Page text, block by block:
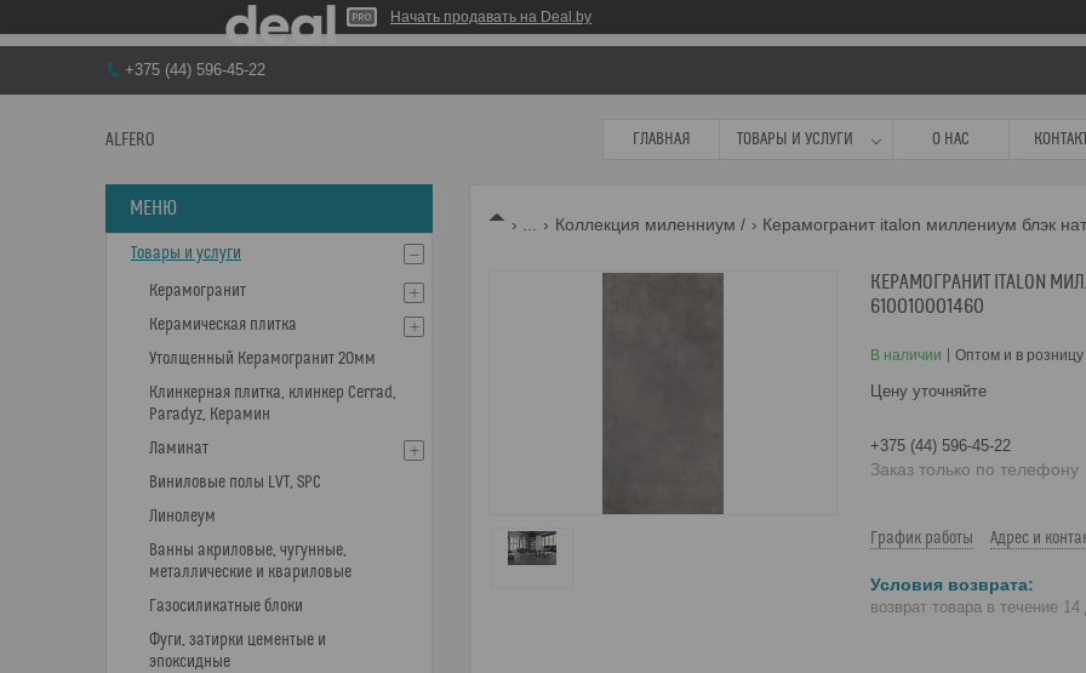
Начать продавать на Deal.by
+375 (44) 596-45-22
ALFERO ГЛАВНАЯ ТОВАРЫ И УСЛУГИ О НАС
Коллекция миленниум / Керамогранит italon миллениум блэк
КЕРАМОГРАНИТ ITALON
610010001460
В наличии Оптом и в розницу
Цену уточняйте
+375 (44) 596-45-22
Заказ только по телефону
График работы Адрес и
возврат товара в течение 14
Товары и услуги
Керамогранит
Керамическая плитка
Утолщенный Керамогранит 20мм
Клинкерная плитка, клинкер Cerrad,
Paradyz, Керамин
Ламинат
Виниловые полы LVT, SPC
Линолеум
Ванны акриловые, чугунные,
металлические и квариловые
Газосиликатные блоки
Фуги, затирки цементые и
эпоксидные